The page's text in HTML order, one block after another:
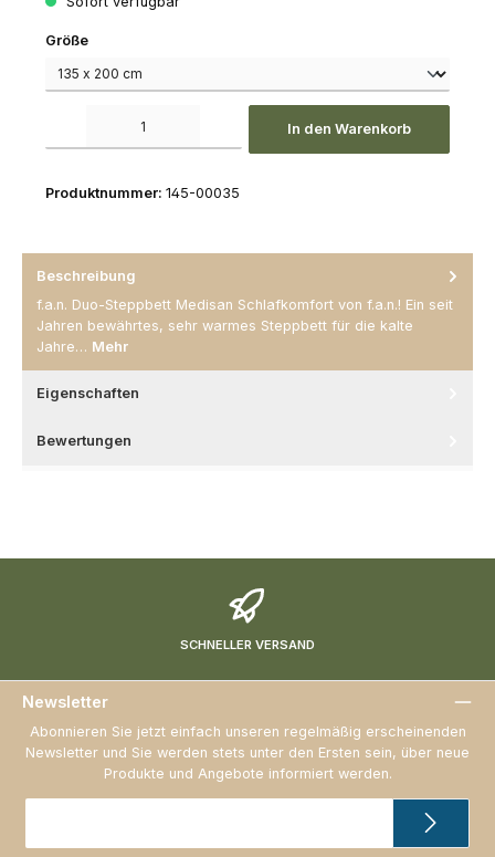
Größeauswählen
In den Warenkorb
Produktnummer: 145-00035
Beschreibung
f.a.n. Duo-Steppbett Medisan Schlafkomfort von f.a.n.! Ein seit
Jahren bewährtes, sehr warmes Steppbett für die kalte
Jahre… Mehr
Eigenschaften
Bewertungen
SCHNELLER VERSAND
Newsletter
Abonnieren Sie jetzt einfach unseren regelmäßig erscheinenden
Newsletter und Sie werden stets unter den Ersten sein, über neue
Produkte und Angebote informiert werden.